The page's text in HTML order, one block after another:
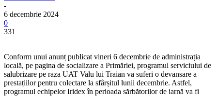
-
6 decembrie 2024
0
331
Conform unui anunț publicat vineri 6 decembrie de administrația
locală, pe pagina de socializare a Primăriei, programul serviciului de
salubrizare pe raza UAT Valu lui Traian va suferi o devansare a
prestațiilor pentru colectare la sfârșitul lunii decembrie. Astfel,
programul echipelor Iridex în perioada sărbătorilor de iarnă va fi